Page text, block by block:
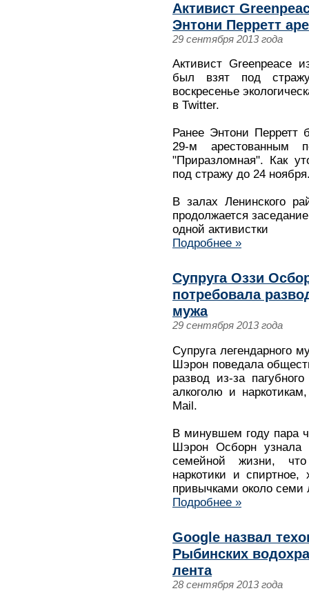
Активист
Энтони Перретт
29 сентября 2013 года
Активист Greenpeace
был взят под
воскресенье
в Twitter.
Ранее Энтони
29-м
"Приразломная". Как
под стражу до 24
В залах Ленинского
продолжается
одной активистки
Подробнее »
Супруга Оззи
потребовала
мужа
29 сентября 2013 года
Супруга легендарного
Шэрон поведала
развод из-за
алкоголю и
Mail.
В минувшем году пара
Шэрон Осборн узнала
семейной жизни,
наркотики и
привычками около семи
Подробнее »
Google назвал
Рыбинских
лента
28 сентября 2013 года